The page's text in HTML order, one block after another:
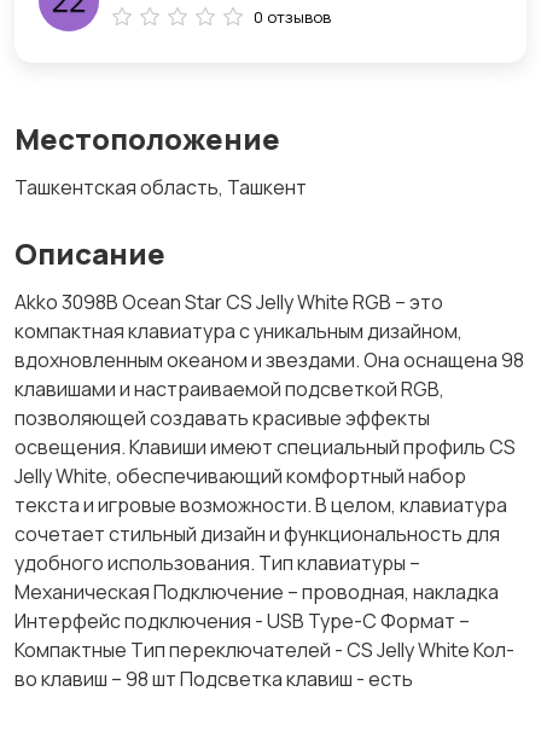
Местоположение
Ташкентская область, Ташкент
Описание
Akko 3098B Ocean Star CS Jelly White RGB – это
компактная клавиатура с уникальным дизайном,
вдохновленным океаном и звездами. Она оснащена 98
клавишами и настраиваемой подсветкой RGB,
позволяющей создавать красивые эффекты
освещения. Клавиши имеют специальный профиль CS
Jelly White, обеспечивающий комфортный набор
текста и игровые возможности. В целом, клавиатура
сочетает стильный дизайн и функциональность для
удобного использования. Тип клавиатуры –
Механическая Подключение – проводная, накладка
Интерфейс подключения - USB Type-C Формат –
Компактные Тип переключателей - CS Jelly White Кол-
во клавиш – 98 шт Подсветка клавиш - есть
0 отзывов